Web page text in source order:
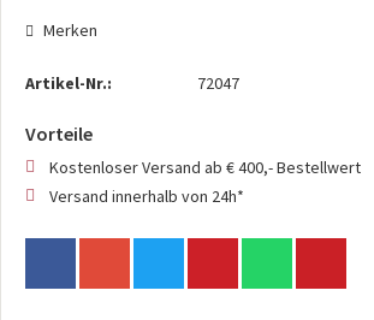
Merken
Artikel-Nr.: 72047
Vorteile
Kostenloser Versand ab € 400,- Bestellwert
Versand innerhalb von 24h*